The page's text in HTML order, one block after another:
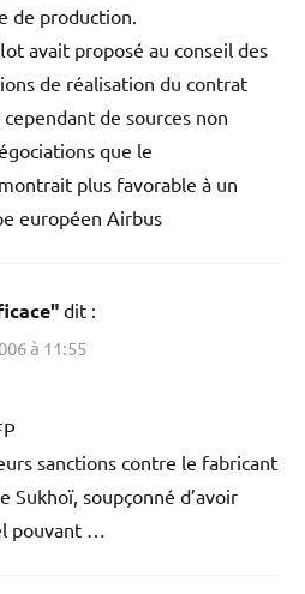
de production.
avait proposé au conseil des
de réalisation du contrat
de sources non
que le
plus favorable à un
européen Airbus
dit :
à 11:55
sanctions contre le fabricant
Sukhoï, soupçonné d’avoir
pouvant …